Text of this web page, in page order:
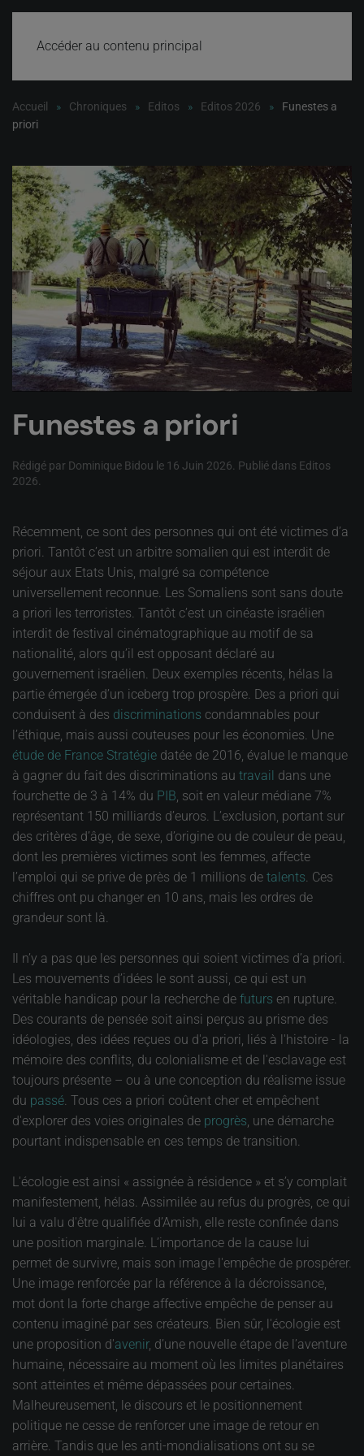
Accéder au contenu principal
Accueil Chroniques Editos Editos 2026
Funestes a
priori
Funestes a priori
Rédigé par Dominique Bidou le 16 Juin 2026 . Publié dans Editos
2026
Récemment, ce sont des personnes qui ont été victimes d’a
priori. Tantôt c’est un arbitre somalien qui est interdit de
séjour aux Etats Unis, malgré sa compétence
universellement reconnue. Les Somaliens sont sans doute
a priori les terroristes. Tantôt c’est un cinéaste israélien
interdit de festival cinématographique au motif de sa
nationalité, alors qu’il est opposant déclaré au
gouvernement israélien. Deux exemples récents, hélas la
partie émergée d’un iceberg trop prospère. Des a priori qui
conduisent à des discriminations condamnables pour
l’éthique, mais aussi couteuses pour les économies. Une
étude de France Stratégie datée de 2016, évalue le manque
à gagner du fait des discriminations au travail dans une
fourchette de 3 à 14% du PIB, soit en valeur médiane 7%
représentant 150 milliards d’euros. L’exclusion, portant sur
des critères d’âge, de sexe, d’origine ou de couleur de peau,
dont les premières victimes sont les femmes, affecte
l’emploi qui se prive de près de 1 millions de talents. Ces
chiffres ont pu changer en 10 ans, mais les ordres de
grandeur sont là.
Il n’y a pas que les personnes qui soient victimes d’a priori.
Les mouvements d’idées le sont aussi, ce qui est un
véritable handicap pour la recherche de futurs en rupture.
Des courants de pensée soit ainsi perçus au prisme des
idéologies, des idées reçues ou d'a priori, liés à l'histoire - la
mémoire des conflits, du colonialisme et de l'esclavage est
toujours présente – ou à une conception du réalisme issue
du passé. Tous ces a priori coûtent cher et empêchent
d'explorer des voies originales de progrès, une démarche
pourtant indispensable en ces temps de transition.
L'écologie est ainsi « assignée à résidence » et s’y complait
manifestement, hélas. Assimilée au refus du progrès, ce qui
lui a valu d'être qualifiée d’Amish, elle reste confinée dans
une position marginale. L’importance de la cause lui
permet de survivre, mais son image l'empêche de prospérer.
Une image renforcée par la référence à la décroissance,
mot dont la forte charge affective empêche de penser au
contenu imaginé par ses créateurs. Bien sûr, l'écologie est
une proposition d'avenir, d’une nouvelle étape de l’aventure
humaine, nécessaire au moment où les limites planétaires
sont atteintes et même dépassées pour certaines.
Malheureusement, le discours et le positionnement
politique ne cesse de renforcer une image de retour en
arrière. Tandis que les anti-mondialisations ont su se